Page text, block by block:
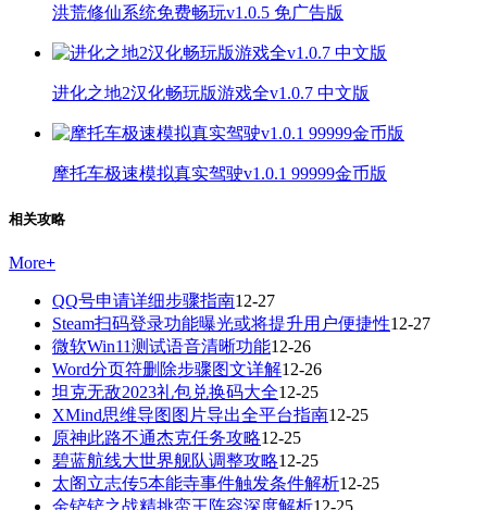
洪荒修仙系统免费畅玩v1.0.5 免广告版
进化之地2汉化畅玩版游戏全v1.0.7 中文版
摩托车极速模拟真实驾驶v1.0.1 99999金币版
相关攻略
More+
QQ号申请详细步骤指南12-27
Steam扫码登录功能曝光或将提升用户便捷性12-27
微软Win11测试语音清晰功能12-26
Word分页符删除步骤图文详解12-26
坦克无敌2023礼包兑换码大全12-25
XMind思维导图图片导出全平台指南12-25
原神此路不通杰克任务攻略12-25
碧蓝航线大世界舰队调整攻略12-25
太阁立志传5本能寺事件触发条件解析12-25